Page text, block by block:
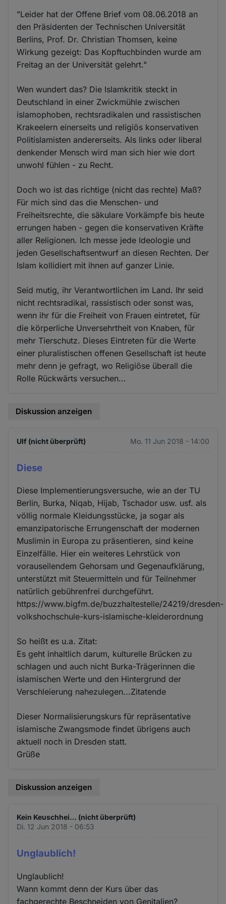
"Leider hat der Offene Brief vom 08.06.2018 an
den Präsidenten der Technischen Universität
Berlins, Prof. Dr. Christian Thomsen, keine
Wirkung gezeigt: Das Kopftuchbinden wurde am
Freitag an der Universität gelehrt."
Wen wundert das? Die Islamkritik steckt in
Deutschland in einer Zwickmühle zwischen
islamophoben, rechtsradikalen und rassistischen
Krakeelern einerseits und religiös konservativen
Politislamisten andererseits. Als links oder liberal
denkender Mensch wird man sich hier wie dort
unwohl fühlen - zu Recht.
Doch wo ist das richtige (nicht das rechte) Maß?
Für mich sind das die Menschen- und
Freiheitsrechte, die säkulare Vorkämpfe bis heute
errungen haben - gegen die konservativen Kräfte
aller Religionen. Ich messe jede Ideologie und
jeden Gesellschaftsentwurf an diesen Rechten. Der
Islam kollidiert mit ihnen auf ganzer Linie.
Seid mutig, ihr Verantwortlichen im Land. Ihr seid
nicht rechtsradikal, rassistisch oder sonst was,
wenn ihr für die Freiheit von Frauen eintretet, für
die körperliche Unversehrtheit von Knaben, für
mehr Tierschutz. Dieses Eintreten für die Werte
einer pluralistischen offenen Gesellschaft ist heute
mehr denn je gefragt, wo Religiöse überall die
Rolle Rückwärts versuchen...
Diskussion anzeigen
Ulf (nicht überprüft) Mo. 11 Jun 2018 - 14:00
Diese
Diese Implementierungsversuche, wie an der TU
Berlin, Burka, Niqab, Hijab, Tschador usw. usf. als
völlig normale Kleidungsstücke, ja sogar als
emanzipatorische Errungenschaft der modernen
Muslimin in Europa zu präsentieren, sind keine
Einzelfälle. Hier ein weiteres Lehrstück von
vorauseilendem Gehorsam und Gegenaufklärung,
unterstützt mit Steuermitteln und für Teilnehmer
natürlich gebührenfrei durchgeführt.
https://www.bigfm.de/buzzhaltestelle/24219/dresden-
volkshochschule-kurs-islamische-kleiderordnung
So heißt es u.a. Zitat:
Es geht inhaltlich darum, kulturelle Brücken zu
schlagen und auch nicht Burka-Trägerinnen die
islamischen Werte und den Hintergrund der
Verschleierung nahezulegen...Zitatende
Dieser Normalisierungskurs für repräsentative
islamische Zwangsmode findet übrigens auch
aktuell noch in Dresden statt.
Grüße
Diskussion anzeigen
Kein Keuschhei… (nicht überprüft)
Di. 12 Jun 2018 - 06:53
Unglaublich!
Unglaublich!
Wann kommt denn der Kurs über das
fachgerechte Beschneiden von Genitalien?